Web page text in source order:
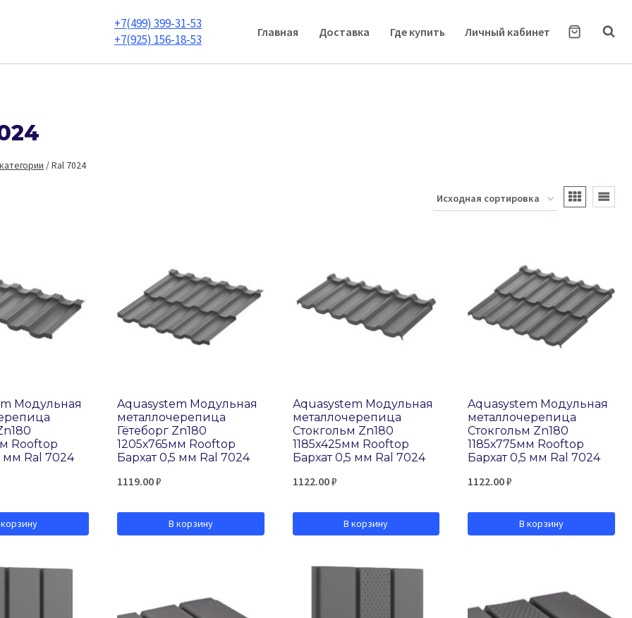
+7(499) 399-31-53
+7(925) 156-18-53
Главная Доставка Где купить Личный кабинет
/Ral 7024
Модульная
Rooftop
мм Ral 7024
Aquasystem Модульная
металлочерепица
Гётеборг Zn180
1205х765мм Rooftop
Бархат 0,5 мм Ral 7024
1119.00₽
В корзину
Aquasystem Модульная
металлочерепица
Стокгольм Zn180
1185х425мм Rooftop
Бархат 0,5 мм Ral 7024
1122.00₽
В корзину
Aquasystem Модульная
металлочерепица
Стокгольм Zn180
1185х775мм Rooftop
Бархат 0,5 мм Ral 7024
1122.00₽
В корзину